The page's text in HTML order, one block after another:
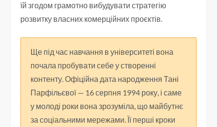
їй згодом грамотно вибудувати стратегію
розвитку власних комерційних проєктів.
Ще під час навчання в університеті вона
почала пробувати себе у створенні
контенту. Офіційна дата народження Тані
Парфільєвої — 16 серпня 1994 року, і саме
у молоді роки вона зрозуміла, що майбутнє
за соціальними мережами. Її перші кроки